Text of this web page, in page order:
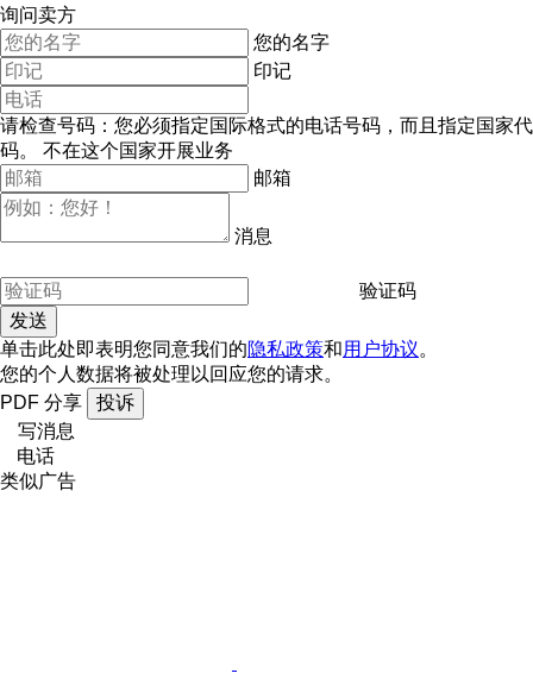
询问卖方
您的名字
印记
请检查号码：您必须指定国际格式的电话号码，而且指定国家代
码。
不在这个国家开展业务
邮箱
消息
验证码
单击此处即表明您同意我们的隐私政策和用户协议。
您的个人数据将被处理以回应您的请求。
PDF 分享
投诉
写消息
电话
类似广告